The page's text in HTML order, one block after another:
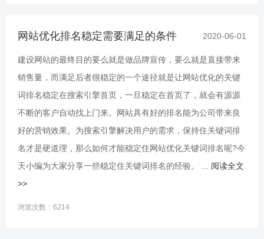
网站优化排名稳定需要满足的条件 2020-06-01
建设网站的最终目的要么就是做品牌宣传，要么就是直接带来
销售量，而满足后者很稳定的一个途径就是让网站优化的关键
词排名稳定在搜索引擎首页，一旦稳定在首页了，就会有源源
不断的客户自动找上门来。网站具有好的排名能为公司带来良
好的营销效果。为搜索引擎解决用户的需求，保持住关键词排
名才是硬道理，那么如何才能稳定住网站优化关键词排名呢?今
天小编为大家分享一些稳定住关键词排名的经验。 ... 阅读全文
>>
浏览次数：6214